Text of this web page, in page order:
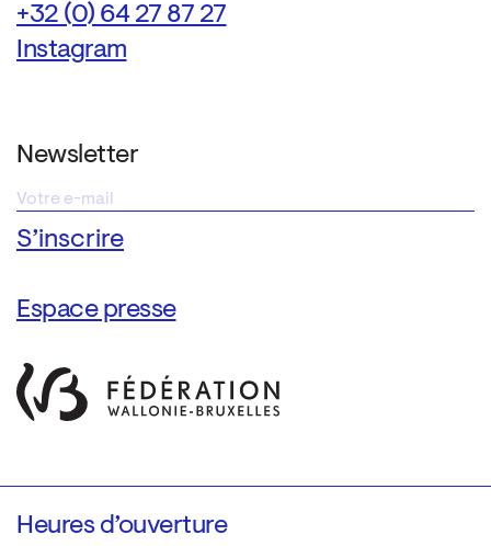
+32 (0) 64 27 87 27
Instagram
Newsletter
Espace presse
Heures d’ouverture